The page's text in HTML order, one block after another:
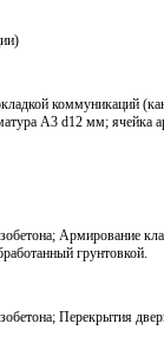
коммуникаций
A3 d12 мм; ячейка
Армирование
грунтовкой.
Перекрытия